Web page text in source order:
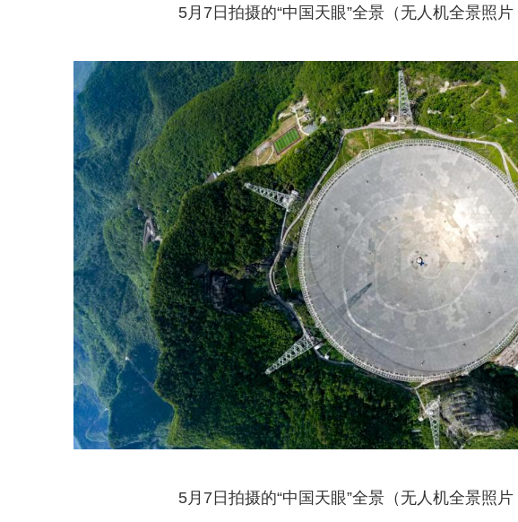
5月7日拍摄的“中国天眼”全景（无人机全景照片
5月7日拍摄的“中国天眼”全景（无人机全景照片